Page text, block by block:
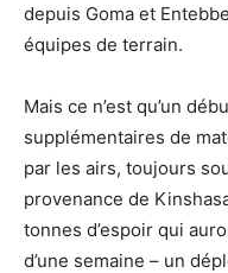
depuis Goma et
équipes de terrain.
Mais ce n’est qu’un
supplémentaires de
par les airs, toujours
provenance de
tonnes d’espoir qui
d’une semaine – un